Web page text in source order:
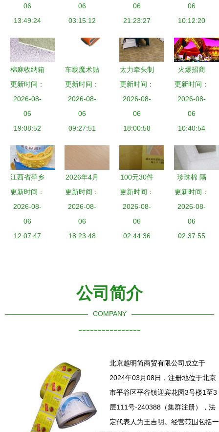
温州市日用
杂品公司发
06
13:49:24
升生活品质
06
03:15:12
耐高温茶具
选购推荐
06
21:23:27
生活中的巧
妙搭配
06
10:12:20
棉麻收纳箱
日用杂品中
的自然美学
与实用智慧
更新时间：
2026-08-
06
19:08:52
车载魔术贴
杂物固定绑
带 解锁后
备箱空间，
有格有效
更新时间：
2026-08-
06
09:27:51
太力牵头制
定《日用真
空吸盘类产
品通用技术
要求》国家
杂品行业的
新里程碑
更新时间：
2026-08-
06
18:00:58
火爆招商
日用杂品行
业的黄金机
遇
更新时间：
2026-08-
06
10:40:54
江西省萍乡
市隆盛昌商
贸公司网站
——日用杂
品的品质保
更新时间：
2026-08-
06
12:07:47
2026年4月
更新｜如何
选择一家可
靠的硅胶制
品服务商
更新时间：
2026-08-
06
18:23:48
100元30件
日用品，杂
七杂八一堆
好划算！
更新时间：
2026-08-
06
02:44:36
珍珠棉 隔
热与日用杂
品的全能明
星材料
更新时间：
2026-08-
06
02:37:55
公司简介
COMPANY
----------------
北京越明简商贸有限公司成立于
2024年03月08日，注册地位于北京
市平谷区平谷镇迎宾花园3号楼1至3
层111号-240388（集群注册），法
定代表人为王吉明。经营范围包括一